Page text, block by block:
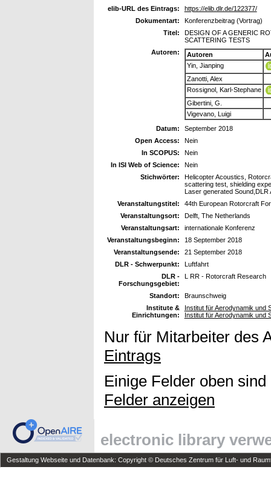
elib-URL des Eintrags:
https://elib.dlr.de/122377/
Dokumentart:
Konferenzbeitrag (Vortrag)
Titel:
DESIGN OF A GENERIC
SCATTERING TESTS
Autoren:
Autoren
Yin, Jianping
Zanotti, Alex
Rossignol, Karl-Stephane
Gibertini, G.
Vigevano, Luigi
Datum:
September 2018
Open Access:
Nein
In SCOPUS:
Nein
In ISI Web of Science:
Nein
Stichwörter:
Helicopter Acoustics,
scattering test, shielding
Laser generated
Veranstaltungstitel:
44th European Rotorcraft
Veranstaltungsort:
Delft, The Netherlands
Veranstaltungsart:
internationale Konferenz
Veranstaltungsbeginn:
18 September 2018
Veranstaltungsende:
21 September 2018
DLR - Schwerpunkt:
Luftfahrt
DLR -
Forschungsgebiet:
L RR - Rotorcraft Research
Standort:
Braunschweig
Institute &
Einrichtungen:
Institut für Aerodynamik und
Institut für Aerodynamik und
Nur für Mitarbeiter des
Eintrags
Einige Felder oben
Felder anzeigen
electronic library
Gestaltung Webseite und Datenbank: Copyright © Deutsches Zentrum für Luft- und